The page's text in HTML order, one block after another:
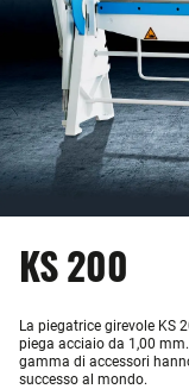
KS 200
La piegatrice girevole KS
piega acciaio da 1,00
gamma di accessori
successo al mondo.